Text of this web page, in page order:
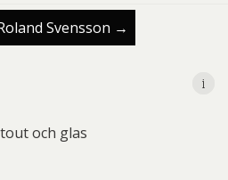
Svensson →
och glas
ii